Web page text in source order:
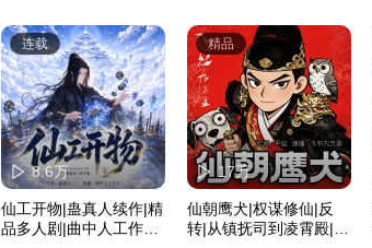
连载
8.6万
仙工开物|蛊真人续作|精
品多人剧|曲中人工作室|
精品
17万
仙朝鹰犬|权谋修仙|反
转|从镇抚司到凌霄殿|多